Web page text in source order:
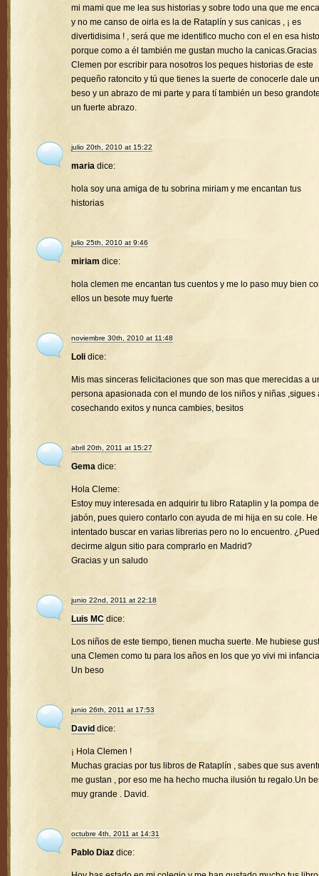
mi mami que me lea sus historias y sobre todo una que me
y no me canso de oirla es la de Rataplín y sus canicas , ¡ es
divertidisima ! , será que me identifico mucho con el en esa
porque como a él también me gustan mucho la canicas.Gracias
Clemen por escribir para nosotros los peques historias de este
pequeño ratoncito y tú que tienes la suerte de conocerle dale un
beso y un abrazo de mi parte y para tí también un beso
un fuerte abrazo.
julio 20th, 2010 at 15:22
maria dice:
hola soy una amiga de tu sobrina miriam y me encantan tus
historias
julio 25th, 2010 at 9:46
miriam dice:
hola clemen me encantan tus cuentos y me lo paso muy bien
ellos un besote muy fuerte
noviembre 30th, 2010 at 11:48
Loli dice:
Mis mas sinceras felicitaciones que son mas que merecidas a
persona apasionada con el mundo de los niños y niñas ,sigues
cosechando exitos y nunca cambies, besitos
abril 20th, 2011 at 15:27
Gema dice:
Hola Cleme:
Estoy muy interesada en adquirir tu libro Rataplin y la pompa de
jabón, pues quiero contarlo con ayuda de mi hija en su cole. He
intentado buscar en varias librerias pero no lo encuentro.
decirme algun sitio para comprarlo en Madrid?
Gracias y un saludo
junio 22nd, 2011 at 22:18
Luis MC dice:
Los niños de este tiempo, tienen mucha suerte. Me hubiese
una Clemen como tu para los años en los que yo vivi mi
Un beso
junio 26th, 2011 at 17:53
David dice:
¡ Hola Clemen !
Muchas gracias por tus libros de Rataplín , sabes que sus
me gustan , por eso me ha hecho mucha ilusión tu regalo.Un
muy grande . David.
octubre 4th, 2011 at 14:31
Pablo Diaz dice: